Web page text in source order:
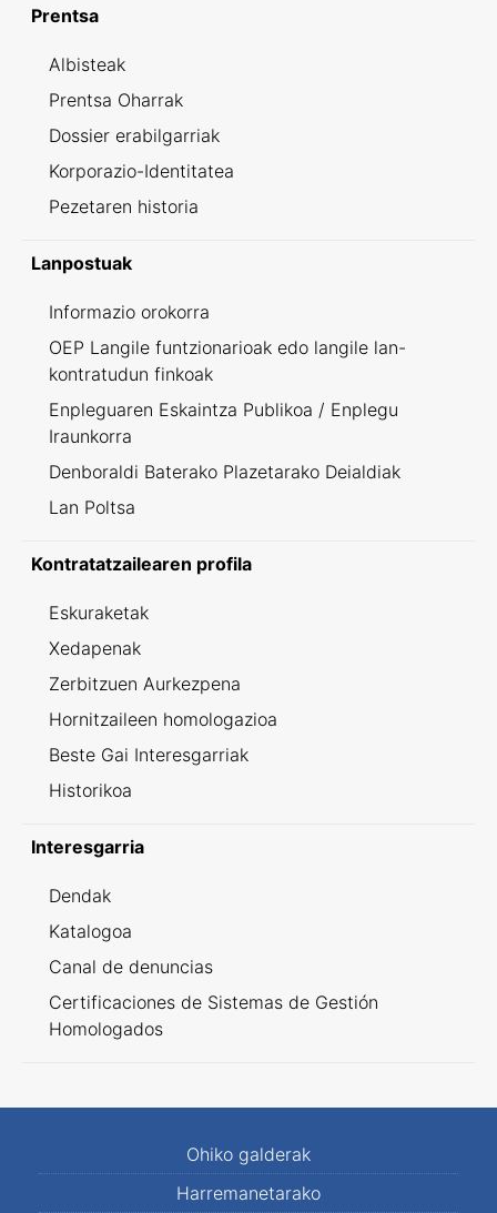
Prentsa
Albisteak
Prentsa Oharrak
Dossier erabilgarriak
Korporazio-Identitatea
Pezetaren historia
Lanpostuak
Informazio orokorra
OEP Langile funtzionarioak edo langile lan-
kontratudun finkoak
Enpleguaren Eskaintza Publikoa / Enplegu
Iraunkorra
Denboraldi Baterako Plazetarako Deialdiak
Lan Poltsa
Kontratatzailearen profila
Eskuraketak
Xedapenak
Zerbitzuen Aurkezpena
Hornitzaileen homologazioa
Beste Gai Interesgarriak
Historikoa
Interesgarria
Dendak
Katalogoa
Canal de denuncias
Certificaciones de Sistemas de Gestión
Homologados
Ohiko galderak
Harremanetarako